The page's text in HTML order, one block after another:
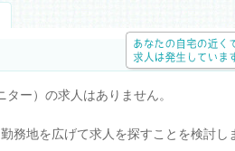
ー）の求人はありません。
務地を広げて求人を探すことを検討し